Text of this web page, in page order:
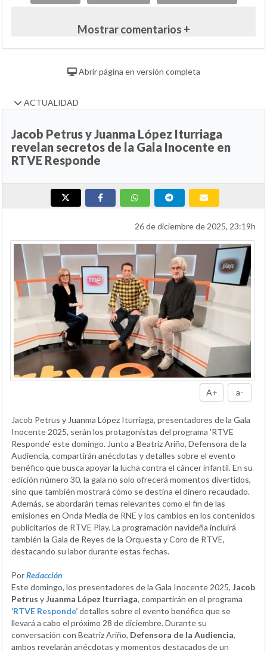
Mostrar comentarios +
Abrir página en versión completa
ACTUALIDAD
Jacob Petrus y Juanma López Iturriaga
revelan secretos de la Gala Inocente en
RTVE Responde
26 de diciembre de 2025, 23:19h
A+ a-
Jacob Petrus y Juanma López Iturriaga, presentadores de la Gala
Inocente 2025, serán los protagonistas del programa 'RTVE
Responde' este domingo. Junto a Beatriz Ariño, Defensora de la
Audiencia, compartirán anécdotas y detalles sobre el evento
benéfico que busca apoyar la lucha contra el cáncer infantil. En su
edición número 30, la gala no solo ofrecerá momentos divertidos,
sino que también mostrará cómo se destina el dinero recaudado.
Además, se abordarán temas relevantes como el fin de las
emisiones en Onda Media de RNE y los cambios en los contenidos
publicitarios de RTVE Play. La programación navideña incluirá
también la Gala de Reyes de la Orquesta y Coro de RTVE,
destacando su labor durante estas fechas.
PorRedacción
Este domingo, los presentadores de la Gala Inocente 2025, Jacob
Petrus yJuanma López Iturriaga, compartirán en el programa
‘RTVE Responde’detalles sobre el evento benéfico que se
llevará a cabo el próximo 28 de diciembre. Durante su
conversación con Beatriz Ariño, Defensora de la Audiencia,
ambos revelarán anécdotas y momentos destacados de un